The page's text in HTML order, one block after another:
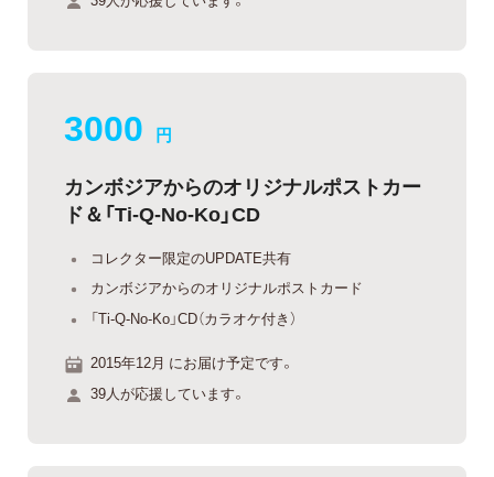
3000 円
カンボジアからのオリジナルポストカー
ド＆「Ti-Q-No-Ko」CD
コレクター限定のUPDATE共有
カンボジアからのオリジナルポストカード
「Ti-Q-No-Ko」CD（カラオケ付き）
2015年12月 にお届け予定です。
39人が応援しています。